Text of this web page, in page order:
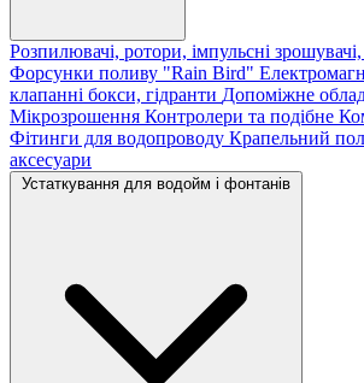
Розпилювачі, ротори, імпульсні
Форсунки поливу "Rain Bird"
клапанні бокси, гідранти Допоміжне
Мікрозрошення Контролери та подібне
Фітинги для водопроводу Крапельний
аксесуари
Устаткування для водойм і фонтанів